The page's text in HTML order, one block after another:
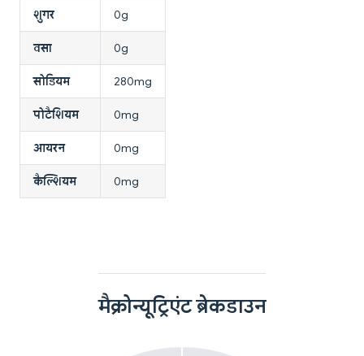
शुगर 0g
वसा 0g
सोडियम 280mg
पोटैशियम 0mg
आयरन 0mg
कैल्शियम 0mg
मैक्रोन्यूट्रिएंट ब्रेकडाउन